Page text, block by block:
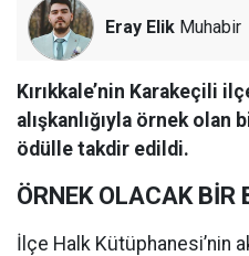
Eray Elik Muhabir
Kırıkkale’nin Karakeçili
alışkanlığıyla örnek olan
ödülle takdir edildi.
ÖRNEK OLACAK BİR
İlçe Halk Kütüphanesi’nin